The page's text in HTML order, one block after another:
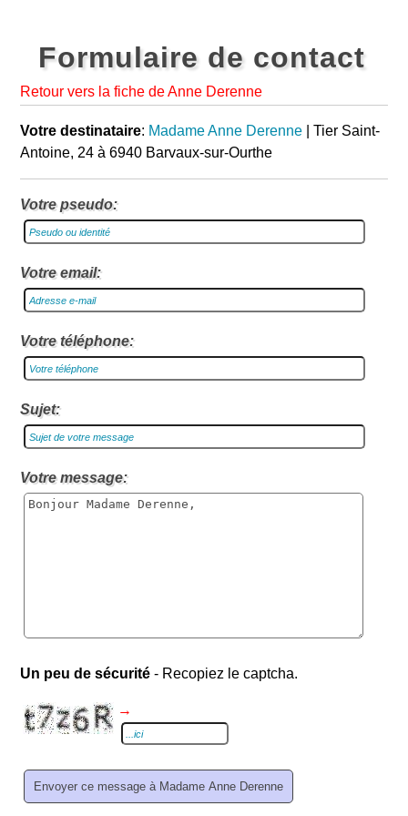
Formulaire de contact
Retour vers la fiche de Anne Derenne
Votre destinataire: Madame Anne Derenne | Tier Saint-
Antoine, 24 à 6940 Barvaux-sur-Ourthe
Votre pseudo:
Votre email:
Votre téléphone:
Sujet:
Votre message:
Un peu de sécurité - Recopiez le captcha.
→